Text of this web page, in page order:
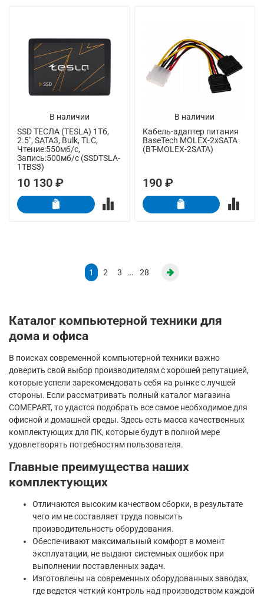
В наличии
SSD ТЕСЛА (TESLA) 1Тб,
2.5", SATA3, Bulk, TLC,
Чтение:550мб/с,
Запись:500мб/с (SSDTSLA-
1TBS3)
10 130 ₽
В наличии
Кабель-адаптер питания
BaseTech MOLEX-2xSATA
(BT-MOLEX-2SATA)
190 ₽
1 2 3 … 28
Каталог компьютерной техники для
дома и офиса
В поисках современной компьютерной техники важно
доверить свой выбор производителям с хорошей репутацией,
которые успели зарекомендовать себя на рынке с лучшей
стороны. Если рассматривать полный каталог магазина
COMEPART, то удастся подобрать все самое необходимое для
офисной и домашней среды. Здесь есть масса качественных
комплектующих для ПК, которые будут в полной мере
удовлетворять потребностям пользователя.
Главные преимущества наших
комплектующих
Отличаются высоким качеством сборки, в результате
чего им не составляет труда повысить
производительность оборудования.
Обеспечивают максимальный комфорт в момент
эксплуатации, не выдают системных ошибок при
выполнении поставленных задач.
Изготовлены на современных оборудованных заводах,
где ведется четкий контроль над производством каждой